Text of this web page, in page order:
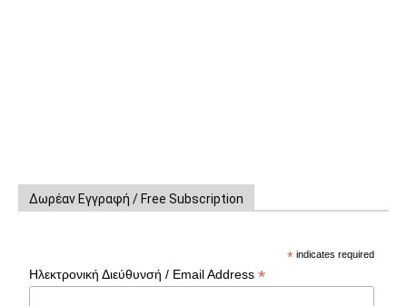
Δωρέαν Εγγραφή / Free Subscription
* indicates required
Ηλεκτρονική Διεύθυνσή / Email Address*